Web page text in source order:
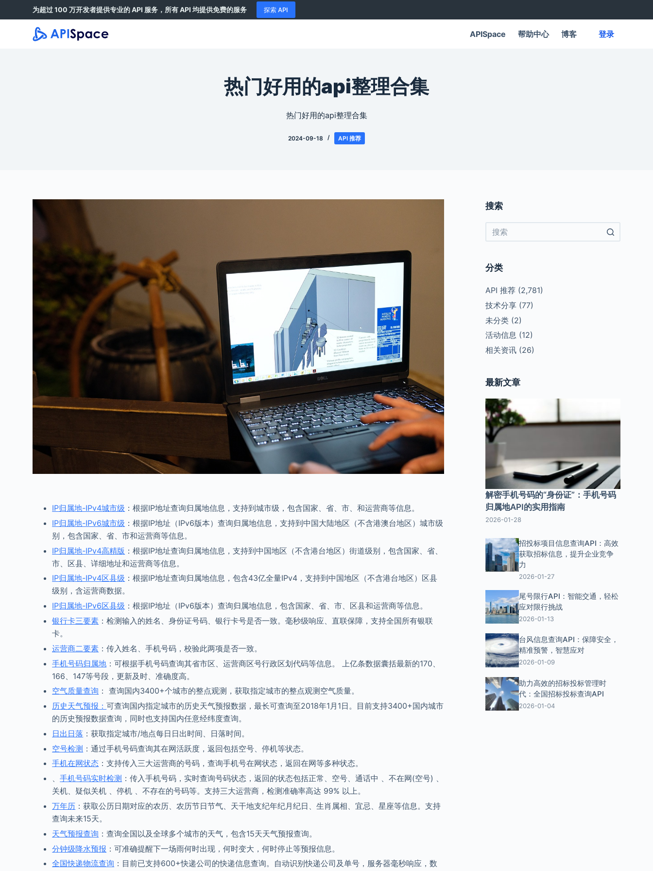
为超过 100 万开发者提供专业的 API 服务，所有 API 均提供免费的服务 探索 API
APISpace 帮助中心 博客 登录
热门好用的api整理合集
热门好用的api整理合集
2024-09-18 API 推荐
IP归属地-IPv4城市级 ：根据IP地址查询归属地信息，支持到城市级，包含国家、省、市、和运营商等信息。
IP归属地-IPv6城市级 ：根据IP地址（IPv6版本）查询归属地信息，支持到中国大陆地区（不含港澳台地区）城市级
别，包含国家、省、市和运营商等信息。
IP归属地-IPv4高精版 ：根据IP地址查询归属地信息，支持到中国地区（不含港台地区）街道级别，包含国家、省、
市、区县、详细地址和运营商等信息。
IP归属地-IPv4区县级 ：根据IP地址查询归属地信息，包含43亿全量IPv4，支持到中国地区（不含港台地区）区县
级别，含运营商数据。
IP归属地-IPv6区县级 ：根据IP地址（IPv6版本）查询归属地信息，包含国家、省、市、区县和运营商等信息。
银行卡三要素 ：检测输入的姓名、身份证号码、银行卡号是否一致。毫秒级响应、直联保障，支持全国所有银联
卡。
运营商二要素 ：传入姓名、手机号码，校验此两项是否一致。
手机号码归属地 ：可根据手机号码查询其省市区、运营商区号行政区划代码等信息。 上亿条数据囊括最新的170、
166、147等号段，更新及时、准确度高。
空气质量查询 ： 查询国内3400+个城市的整点观测，获取指定城市的整点观测空气质量。
历史天气预报：可查询国内指定城市的历史天气预报数据，最长可查询至2018年1月1日。目前支持3400+国内城市
的历史预报数据查询，同时也支持国内任意经纬度查询。
日出日落 ：获取指定城市/地点每日日出时间、日落时间。
空号检测 ：通过手机号码查询其在网活跃度，返回包括空号、停机等状态。
手机在网状态 ：支持传入三大运营商的号码，查询手机号在网状态，返回在网等多种状态。
、手机号码实时检测 ：传入手机号码，实时查询号码状态，返回的状态包括正常、空号、通话中 、不在网(空号) 、
关机、疑似关机 、停机 、不存在的号码等。支持三大运营商，检测准确率高达 99% 以上。
万年历 ：获取公历日期对应的农历、农历节日节气、天干地支纪年纪月纪日、生肖属相、宜忌、星座等信息。支持
查询未来15天。
天气预报查询 ：查询全国以及全球多个城市的天气，包含15天天气预报查询。
分钟级降水预报 ：可准确提醒下一场雨何时出现，何时变大，何时停止等预报信息。
全国快递物流查询 ：目前已支持600+快递公司的快递信息查询。自动识别快递公司及单号，服务器毫秒响应，数
搜索
分类
API 推荐(2,781)
技术分享(77)
未分类(2)
活动信息 (12)
相关资讯(26)
最新文章
解密手机号码的“身份证”：手机号码
归属地API的实用指南
2026-01-28
招投标项目信息查询API：高效
获取招标信息，提升企业竞争
力
2026-01-27
尾号限行API：智能交通，轻松
应对限行挑战
2026-01-13
台风信息查询API：保障安全，
精准预警，智慧应对
2026-01-09
助力高效的招标投标管理时
代：全国招标投标查询API
2026-01-04